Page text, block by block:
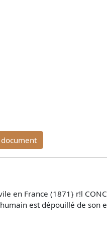
en France (1871} r!l
est dépouillé de son